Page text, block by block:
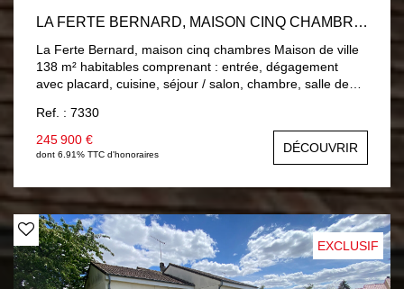
LA FERTE BERNARD, MAISON CINQ CHAMBRES
La Ferte Bernard, maison cinq chambres Maison de ville
138 m² habitables comprenant : entrée, dégagement
avec placard, cuisine, séjour / salon, chambre, salle de
wc. Double vitrage PVC, Chauffage central gaz de ville.
Sous-sol : buanderie, atelier et un garage. Jardin 649 m²
clos avec trois garages.
Ref. : 7330
245 900 €
dont 6.91% TTC d'honoraires DÉCOUVRIR
EXCLUSIF